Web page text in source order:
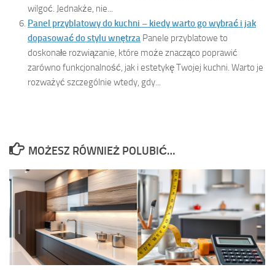
wilgoć. Jednakże, nie...
Panel przyblatowy do kuchni – kiedy warto go wybrać i jak
dopasować do stylu wnętrza Panele przyblatowe to
doskonałe rozwiązanie, które może znacząco poprawić
zarówno funkcjonalność, jak i estetykę Twojej kuchni. Warto je
rozważyć szczególnie wtedy, gdy...
MOŻESZ RÓWNIEŻ POLUBIĆ…